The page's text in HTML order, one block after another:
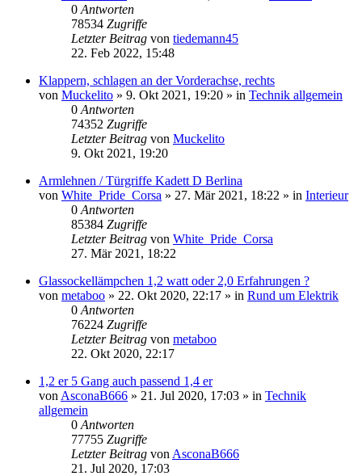
0 Antworten
78534 Zugriffe
Letzter Beitrag von tiedemann45
22. Feb 2022, 15:48
Klappern, schlagen an der Vorderachse, rechts
von Muckelito » 9. Okt 2021, 19:20 » in Technik allgemein
0 Antworten
74352 Zugriffe
Letzter Beitrag von Muckelito
9. Okt 2021, 19:20
Armlehnen / Türgriffe Kadett D Berlina
von White_Pride_Corsa » 27. Mär 2021, 18:22 » in Interieur
0 Antworten
85384 Zugriffe
Letzter Beitrag von White_Pride_Corsa
27. Mär 2021, 18:22
Glassockellämpchen 1,2 watt oder 2,0 Erfahrungen ?
von metaboo » 22. Okt 2020, 22:17 » in Rund um Elektrik
0 Antworten
76224 Zugriffe
Letzter Beitrag von metaboo
22. Okt 2020, 22:17
1,2 er 5 Gang auch passend 1,4 er
von AsconaB666 » 21. Jul 2020, 17:03 » in Technik
allgemein
0 Antworten
77755 Zugriffe
Letzter Beitrag von AsconaB666
21. Jul 2020, 17:03